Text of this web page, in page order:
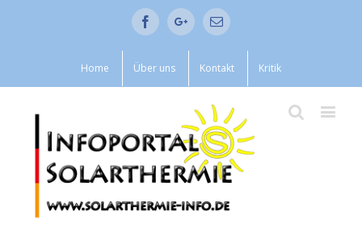
FacebookGoogle+Email
Home Über uns Kontakt Kritik